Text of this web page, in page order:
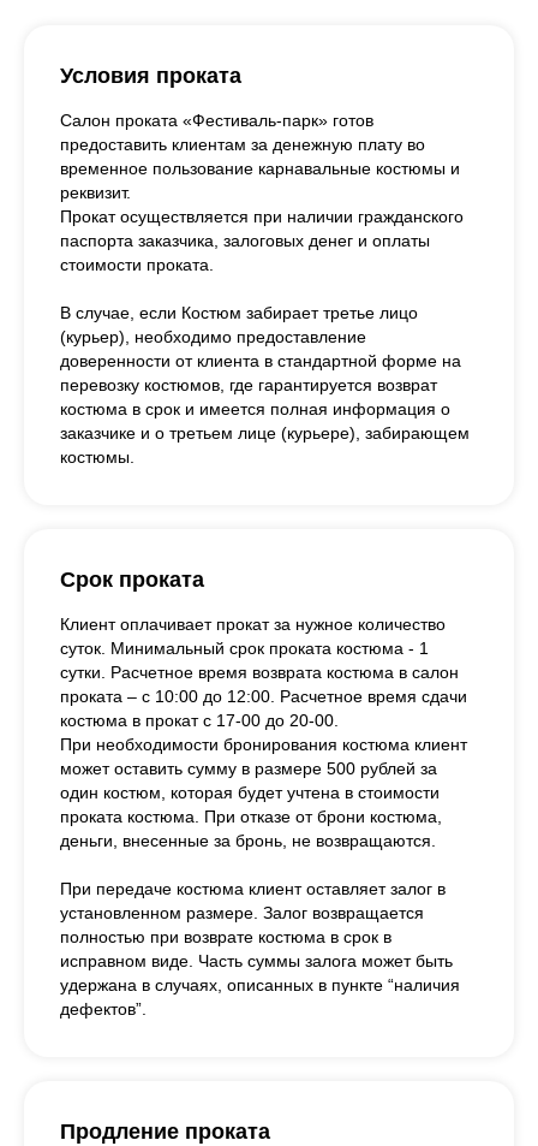
Условия проката
Салон проката «Фестиваль-парк» готов
предоставить клиентам за денежную плату во
временное пользование карнавальные костюмы и
реквизит.
Прокат осуществляется при наличии гражданского
паспорта заказчика, залоговых денег и оплаты
стоимости проката.
В случае, если Костюм забирает третье лицо
(курьер), необходимо предоставление
доверенности от клиента в стандартной форме на
перевозку костюмов, где гарантируется возврат
костюма в срок и имеется полная информация о
заказчике и о третьем лице (курьере), забирающем
костюмы.
Срок проката
Клиент оплачивает прокат за нужное количество
суток. Минимальный срок проката костюма - 1
сутки. Расчетное время возврата костюма в салон
проката – с 10:00 до 12:00. Расчетное время сдачи
костюма в прокат с 17-00 до 20-00.
При необходимости бронирования костюма клиент
может оставить сумму в размере 500 рублей за
один костюм, которая будет учтена в стоимости
проката костюма. При отказе от брони костюма,
деньги, внесенные за бронь, не возвращаются.
При передаче костюма клиент оставляет залог в
установленном размере. Залог возвращается
полностью при возврате костюма в срок в
исправном виде. Часть суммы залога может быть
удержана в случаях, описанных в пункте “наличия
дефектов”.
Продление проката